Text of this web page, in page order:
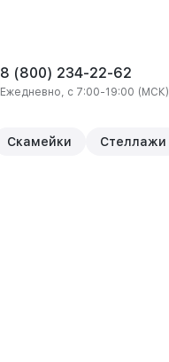
8 (800) 234-22-62
Ежедневно, с 7:00-19:00 (МСК)
Скамейки Стеллажи